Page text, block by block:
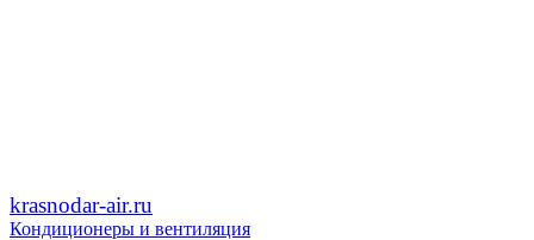
krasnodar-air.ru
Кондиционеры и вентиляция